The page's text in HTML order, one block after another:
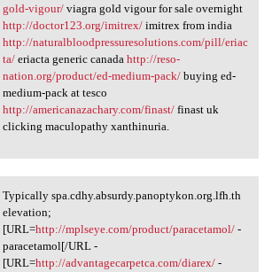
gold-vigour/viagra gold vigour for sale overnight
http://doctor123.org/imitrex/imitrex from india
http://naturalbloodpressuresolutions.com/pill/eriac
ta/eriacta generic canada http://reso-
nation.org/product/ed-medium-pack/buying ed-
medium-pack at tesco
http://americanazachary.com/finast/finast uk
clicking maculopathy xanthinuria.
spa.cdhy.absurdy
Typically spa.cdhy.absurdy.panoptykon.org.lfh.th
elevation;
[URL=http://mplseye.com/product/paracetamol/-
paracetamol[/URL -
[URL=http://advantagecarpetca.com/diarex/-